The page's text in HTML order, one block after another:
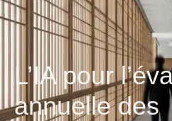
L’IA pour
annuelle des